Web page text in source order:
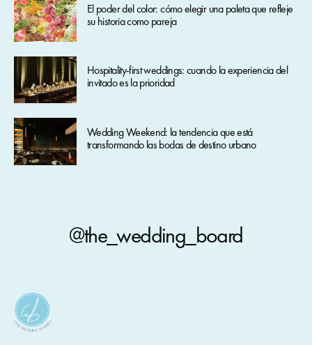
El poder del color: cómo elegir una paleta que refleje
su historia como pareja
Hospitality-first weddings: cuando la experiencia del
invitado es la prioridad
Wedding Weekend: la tendencia que está
transformando las bodas de destino urbano
@the_wedding_board